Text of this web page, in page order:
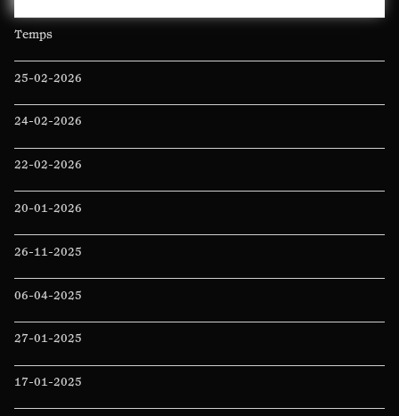
Temps
25-02-2026
24-02-2026
22-02-2026
20-01-2026
26-11-2025
06-04-2025
27-01-2025
17-01-2025